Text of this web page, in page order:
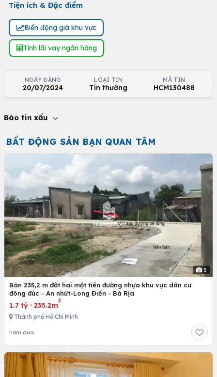
Tiện ích & Đặc điểm
Biến động giá khu vực
Tính lãi vay ngân hàng
NGÀY ĐĂNG
20/07/2024
LOẠI TIN
Tin thường
MÃ TIN
HCM130488
Báo tin xấu
BẤT ĐỘNG SẢN BẠN QUAN TÂM
5
Bán 235,2 m đất hai mặt tiền đường nhựa khu vực dân cư
đông đúc - An nhứt-Long Điền - Bà Rịa
1.7 tỷ · 235.2m
2
Thành phố Hồ Chí Minh
hôm qua